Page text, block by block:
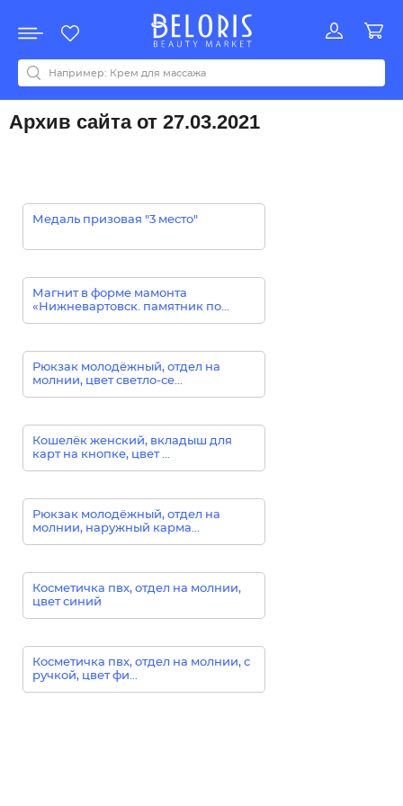
Акции
Все бренды
0-9ABCDEFGHIJKLMNOPQRSTUVWYZАБВДЗИМОКЛНПРСТУФ
Архив сайта от 27.03.2021
Медаль призовая "3 место"
Магнит в форме мамонта
«Нижневартовск. памятник по...
Рюкзак молодёжный, отдел на
молнии, цвет светло-се...
Кошелёк женский, вкладыш для
карт на кнопке, цвет ...
Рюкзак молодёжный, отдел на
молнии, наружный карма...
Косметичка пвх, отдел на молнии,
цвет синий
Косметичка пвх, отдел на молнии, с
ручкой, цвет фи...